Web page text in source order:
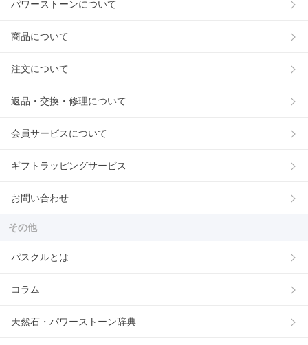
パワーストーンについて
商品について
注文について
返品・交換・修理について
会員サービスについて
ギフトラッピングサービス
お問い合わせ
その他
パスクルとは
コラム
天然石・パワーストーン辞典